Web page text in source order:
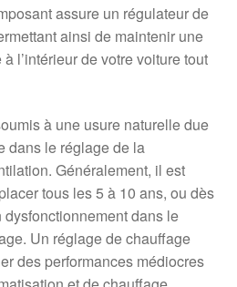
assure un régulateur de
ainsi de maintenir une
l’intérieur de votre voiture tout
à une usure naturelle due
dans le réglage de la
Généralement, il est
tous les 5 à 10 ans, ou dès
dans le
Un réglage de chauffage
des performances médiocres